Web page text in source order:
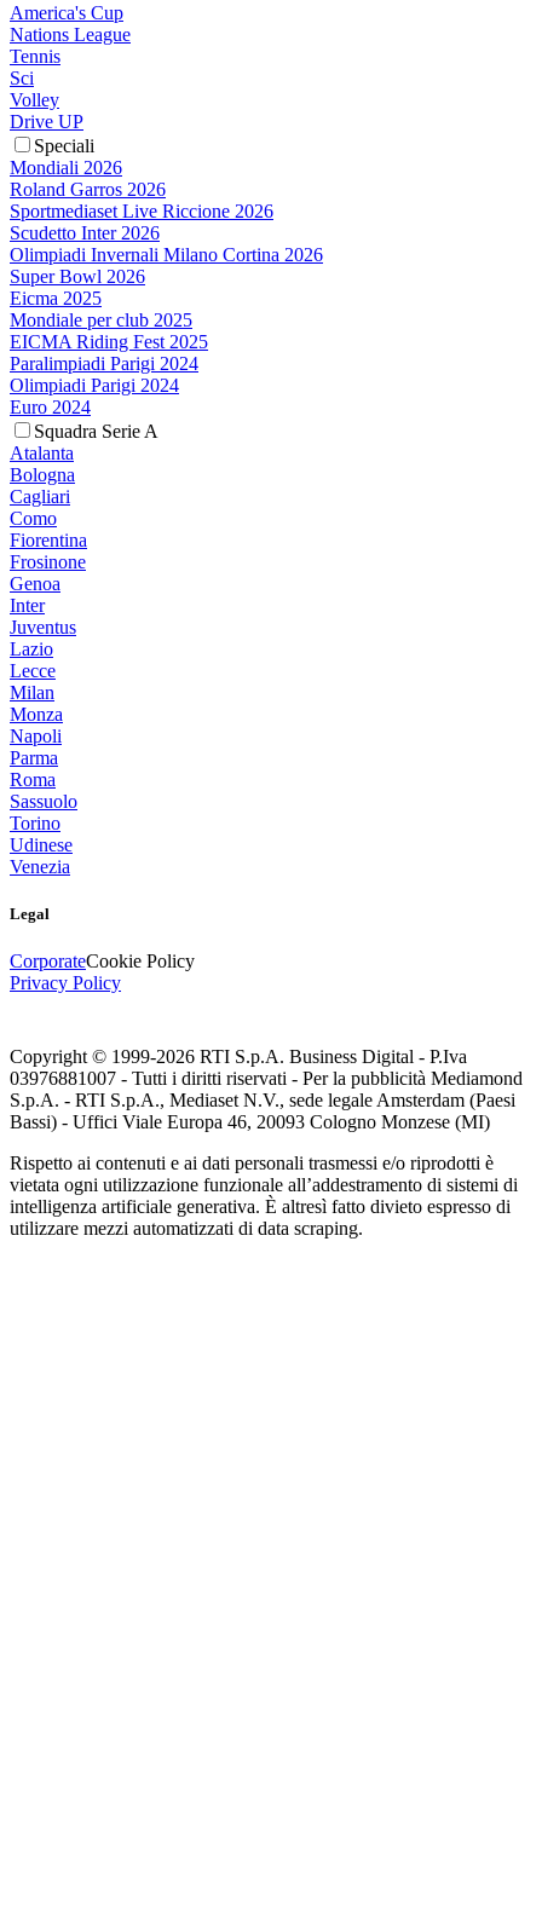
America's Cup
Nations League
Tennis
Sci
Volley
Drive UP
Speciali
Mondiali 2026
Roland Garros 2026
Sportmediaset Live Riccione 2026
Scudetto Inter 2026
Olimpiadi Invernali Milano Cortina 2026
Super Bowl 2026
Eicma 2025
Mondiale per club 2025
EICMA Riding Fest 2025
Paralimpiadi Parigi 2024
Olimpiadi Parigi 2024
Euro 2024
Squadra Serie A
Atalanta
Bologna
Cagliari
Como
Fiorentina
Frosinone
Genoa
Inter
Juventus
Lazio
Lecce
Milan
Monza
Napoli
Parma
Roma
Sassuolo
Torino
Udinese
Venezia
Legal
CorporateCookie Policy
Privacy Policy
Copyright © 1999-2026 RTI S.p.A. Business Digital - P.Iva
03976881007 - Tutti i diritti riservati - Per la pubblicità Mediamond
S.p.A. - RTI S.p.A., Mediaset N.V., sede legale Amsterdam (Paesi
Bassi) - Uffici Viale Europa 46, 20093 Cologno Monzese (MI)
Rispetto ai contenuti e ai dati personali trasmessi e/o riprodotti è
vietata ogni utilizzazione funzionale all’addestramento di sistemi di
intelligenza artificiale generativa. È altresì fatto divieto espresso di
utilizzare mezzi automatizzati di data scraping.